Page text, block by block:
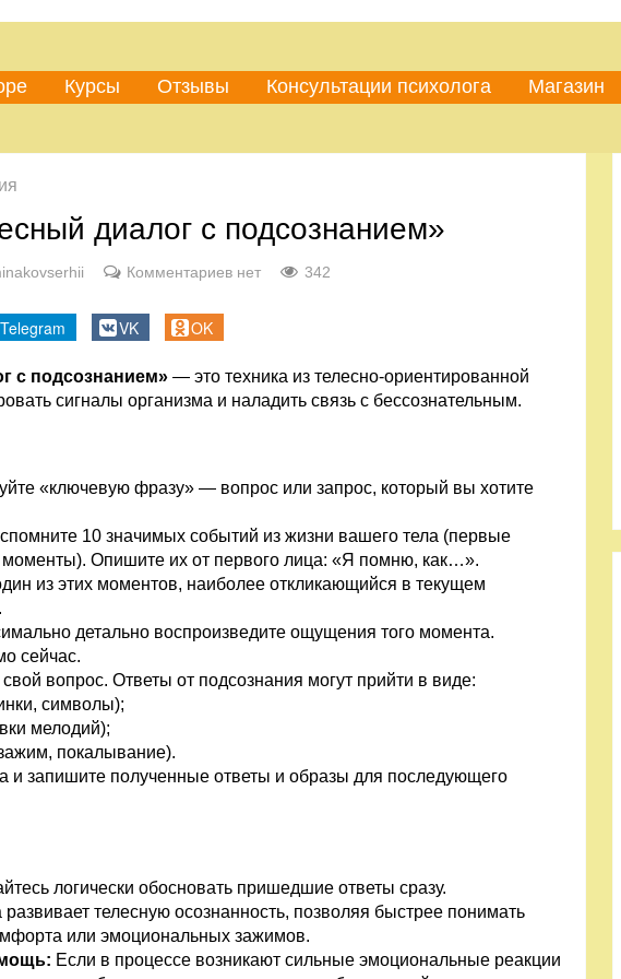
Курсы Отзывы Консультации психолога Магазин
диалог с подсознанием»
Комментариев нет 342
Telegram VK OK
с подсознанием» — это техника из телесно-ориентированной
сигналы организма и наладить связь с бессознательным.
«ключевую фразу» — вопрос или запрос, который вы хотите
10 значимых событий из жизни вашего тела (первые
моменты). Опишите их от первого лица: «Я помню, как…».
из этих моментов, наиболее откликающийся в текущем
детально воспроизведите ощущения того момента.
сейчас.
вопрос. Ответы от подсознания могут прийти в виде:
символы);
мелодий);
покалывание).
и запишите полученные ответы и образы для последующего
логически обосновать пришедшие ответы сразу.
развивает телесную осознанность, позволяя быстрее понимать
или эмоциональных зажимов.
Если в процессе возникают сильные эмоциональные реакции